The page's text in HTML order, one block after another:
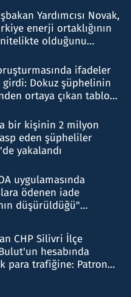
Yardımcısı Novak,
enerji ortaklığının
olduğunu
ifadeler
Dokuz şüphelinin
ortaya çıkan tablo
bir kişinin 2 milyon
eden şüpheliler
yakalandı
uygulamasında
ödenen iade
düşürüldüğü"
CHP Silivri İlçe
hesabında
para trafiğine: Patron